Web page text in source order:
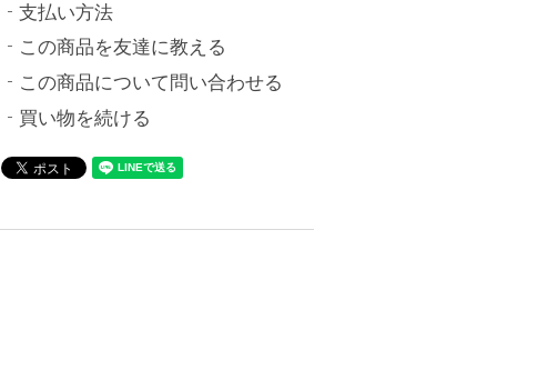
支払い方法
この商品を友達に教える
この商品について問い合わせる
買い物を続ける